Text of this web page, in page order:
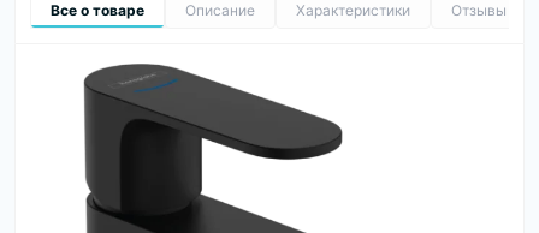
Все о товаре Описание Характеристики Отзывы